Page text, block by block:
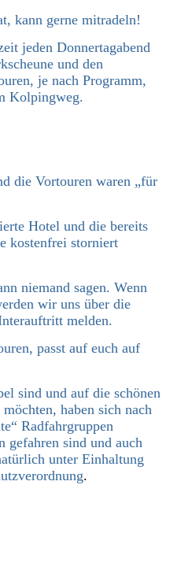
kann gerne mitradeln!
jeden Donnertagabend
und den
je nach Programm,
Kolpingweg.
die Vortouren waren „für
Hotel und die bereits
kostenfrei storniert
niemand sagen. Wenn
wir uns über die
melden.
passt auf euch auf
sind und auf die schönen
haben sich nach
Radfahrgruppen
gefahren sind und auch
unter Einhaltung
.